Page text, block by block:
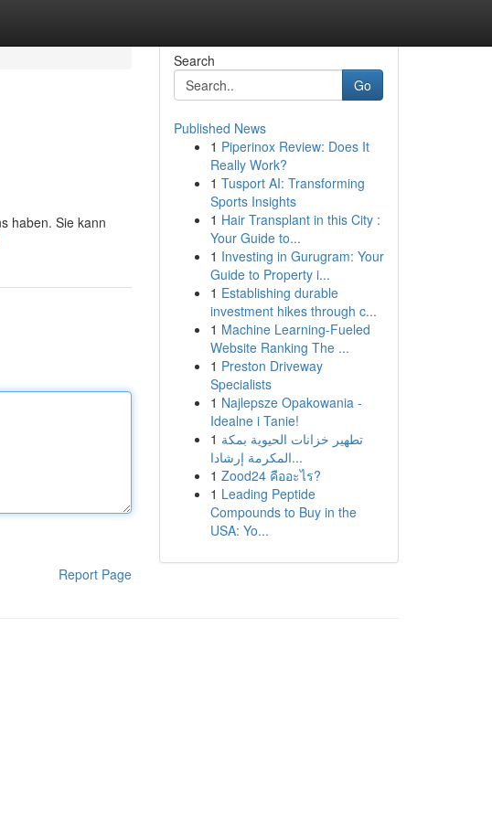
haben. Sie kann
Report Page
Search
Go
Published News
1 Piperinox Review: Does It
Really Work?
1 Tusport AI: Transforming
Sports Insights
1 Hair Transplant in this City :
Your Guide to...
1 Investing in Gurugram: Your
Guide to Property i...
1 Establishing durable
investment hikes through c...
1 Machine Learning-Fueled
Website Ranking The ...
1 Preston Driveway
Specialists
1 Najlepsze Opakowania -
Idealne i Tanie!
1 تطهير خزانات الحيوية بمكة
المكرمة إرشادا...
1 Zood24 คืออะไร?
1 Leading Peptide
Compounds to Buy in the
USA: Yo...